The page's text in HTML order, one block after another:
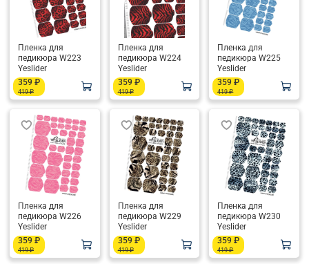
Пленка для
педикюра W223
Yeslider
359 ₽
419 ₽
Пленка для
педикюра W224
Yeslider
359 ₽
419 ₽
Пленка для
педикюра W225
Yeslider
359 ₽
419 ₽
Пленка для
педикюра W226
Yeslider
359 ₽
419 ₽
Пленка для
педикюра W229
Yeslider
359 ₽
419 ₽
Пленка для
педикюра W230
Yeslider
359 ₽
419 ₽